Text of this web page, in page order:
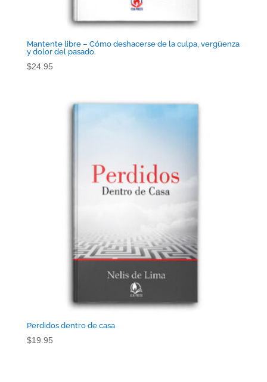
Mantente libre – Cómo deshacerse de la culpa, vergüenza
y dolor del pasado.
$24.95
Perdidos dentro de casa
$19.95